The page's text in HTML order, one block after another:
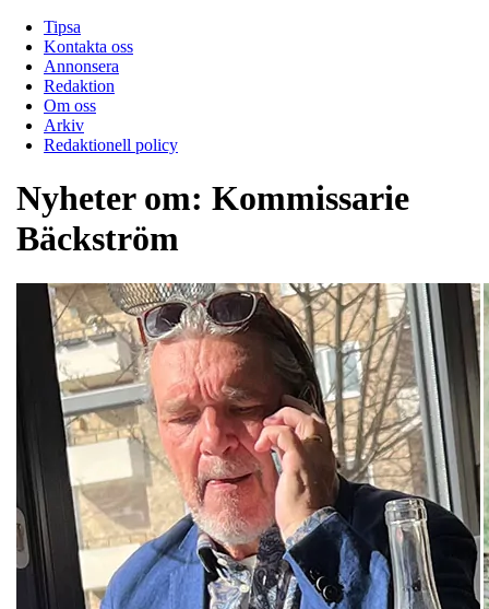
Tipsa
Kontakta oss
Annonsera
Redaktion
Om oss
Arkiv
Redaktionell policy
Nyheter om: Kommissarie
Bäckström